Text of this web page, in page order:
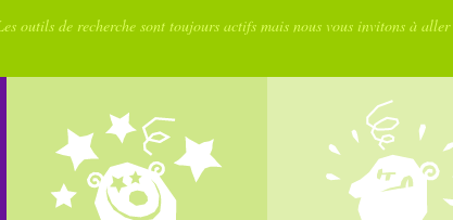
outils de recherche sont toujours actifs mais nous vous invitons à aller